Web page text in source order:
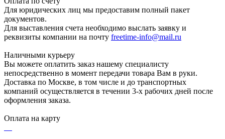
Для юридических лиц мы предоставим полный пакет
документов.
Для выставления счета необходимо выслать заявку и
реквизиты компании на почту freetime-info@mail.ru
Наличными курьеру
Вы можете оплатить заказ нашему специалисту
непосредственно в момент передачи товара Вам в руки.
Доставка по Москве, в том числе и до транспортных
компаний осуществляется в течении 3-х рабочих дней после
оформления заказа.
Оплата на карту